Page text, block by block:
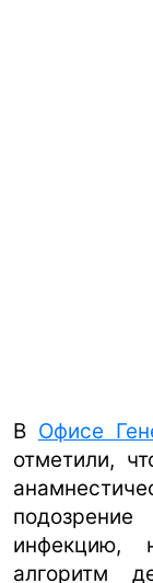
В Офисе
отметили,
инфекцию,
алгоритм